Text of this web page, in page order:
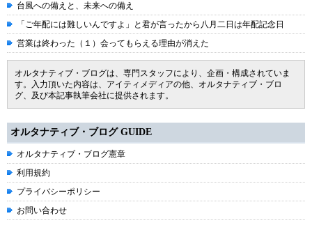
台風への備えと、未来への備え
「ご年配には難しいんですよ」と君が言ったから八月二日は年配記念日
営業は終わった（１）会ってもらえる理由が消えた
オルタナティブ・ブログは、専門スタッフにより、企画・構成されていま
す。入力頂いた内容は、アイティメディアの他、オルタナティブ・ブロ
グ、及び本記事執筆会社に提供されます。
オルタナティブ・ブログ GUIDE
オルタナティブ・ブログ憲章
利用規約
プライバシーポリシー
お問い合わせ